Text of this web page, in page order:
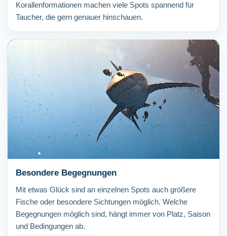
Korallenformationen machen viele Spots spannend für
Taucher, die gern genauer hinschauen.
Besondere Begegnungen
Mit etwas Glück sind an einzelnen Spots auch größere
Fische oder besondere Sichtungen möglich. Welche
Begegnungen möglich sind, hängt immer von Platz, Saison
und Bedingungen ab.